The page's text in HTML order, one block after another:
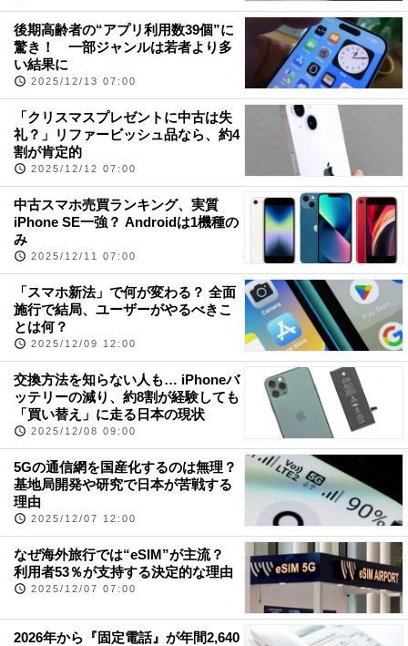
後期高齢者の“アプリ利用数39個”に
驚き！ 一部ジャンルは若者より多
い結果に
2025/12/13 07:00
「クリスマスプレゼントに中古は失
礼？」リファービッシュ品なら、約4
割が肯定的
2025/12/12 07:00
中古スマホ売買ランキング、実質
iPhone SE一強？ Androidは1機種の
み
2025/12/11 07:00
「スマホ新法」で何が変わる？ 全面
施行で結局、ユーザーがやるべきこ
とは何？
2025/12/09 12:00
交換方法を知らない人も… iPhoneバ
ッテリーの減り、約8割が経験しても
「買い替え」に走る日本の現状
2025/12/08 09:00
5Gの通信網を国産化するのは無理？
基地局開発や研究で日本が苦戦する
理由
2025/12/07 12:00
なぜ海外旅行では“eSIM”が主流？
利用者53％が支持する決定的な理由
2025/12/07 07:00
2026年から『固定電話』が年間2,640